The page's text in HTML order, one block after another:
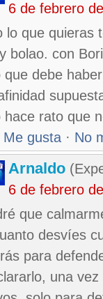
6 de febrero
lo que quieras
bolao. con
que debe
hace rato que
Me gusta · No
Arnaldo
6 de febrero
que
desvíes
para
una